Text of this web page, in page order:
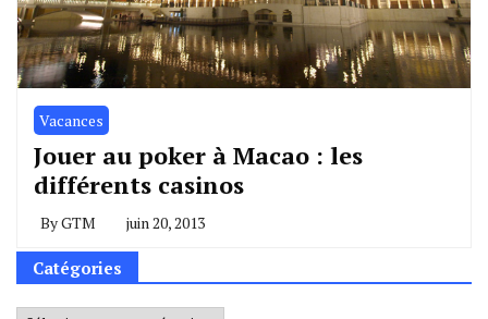
Vacances
Jouer au poker à Macao : les
différents casinos
ByGTM juin 20, 2013
Catégories